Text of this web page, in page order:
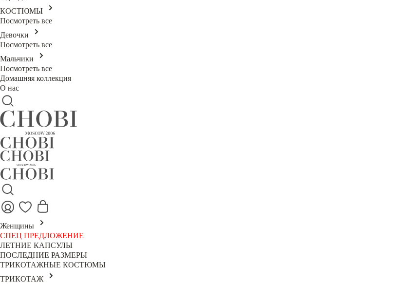
КОСТЮМЫ
Посмотреть все
Девочки
Посмотреть все
Мальчики
Посмотреть все
Домашняя коллекция
О нас
Женщины
СПЕЦ ПРЕДЛОЖЕНИЕ
ЛЕТНИЕ КАПСУЛЫ
ПОСЛЕДНИЕ РАЗМЕРЫ
ТРИКОТАЖНЫЕ КОСТЮМЫ
ТРИКОТАЖ